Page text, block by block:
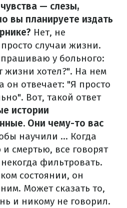
— слезы,
вы планируете издать
Нет, не
случаи жизни.
у больного:
жизни хотел?". На нем
он отвечает: "Я просто
Вот, такой ответ
истории
Они чему-то вас
научили ... Когда
смертью, все говорят
фильтровать.
состоянии, он
Может сказать то,
и никому не говорил.